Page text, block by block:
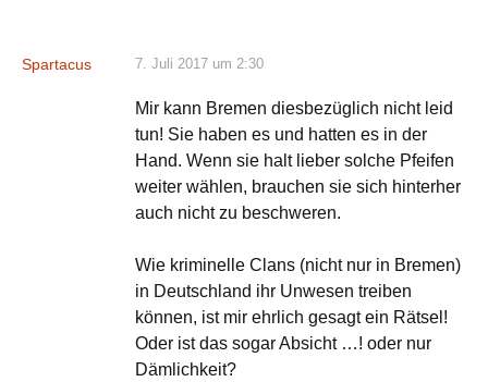
Spartacus 7. Juli 2017 um 2:30
Mir kann Bremen diesbezüglich nicht leid
tun! Sie haben es und hatten es in der
Hand. Wenn sie halt lieber solche Pfeifen
weiter wählen, brauchen sie sich hinterher
auch nicht zu beschweren.
Wie kriminelle Clans (nicht nur in Bremen)
in Deutschland ihr Unwesen treiben
können, ist mir ehrlich gesagt ein Rätsel!
Oder ist das sogar Absicht …! oder nur
Dämlichkeit?